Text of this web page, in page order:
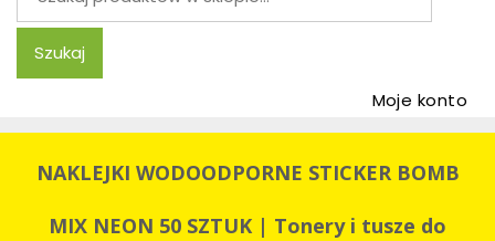
Szukaj
Moje konto
NAKLEJKI WODOODPORNE STICKER BOMB
MIX NEON 50 SZTUK | Tonery i tusze do